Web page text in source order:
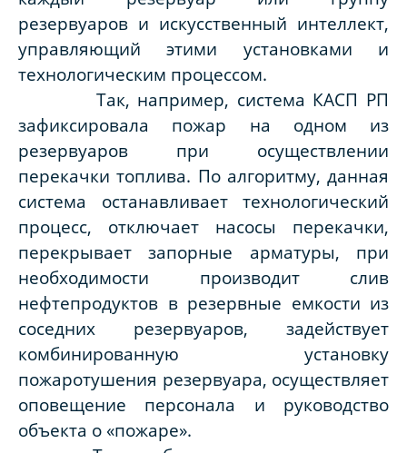
резервуаров и искусственный интеллект,
управляющий этими установками и
технологическим процессом.
Так, например, система КАСП РП
зафиксировала пожар на одном из
резервуаров при осуществлении
перекачки топлива. По алгоритму, данная
система останавливает технологический
процесс, отключает насосы перекачки,
перекрывает запорные арматуры, при
необходимости производит слив
нефтепродуктов в резервные емкости из
соседних резервуаров, задействует
комбинированную установку
пожаротушения резервуара, осуществляет
оповещение персонала и руководство
объекта о «пожаре».